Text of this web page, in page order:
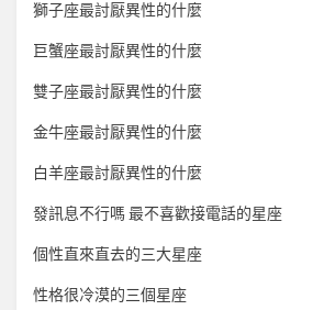
獅子座最討厭異性的什麼
巨蟹座最討厭異性的什麼
雙子座最討厭異性的什麼
金牛座最討厭異性的什麼
白羊座最討厭異性的什麼
發訊息不行嗎 最不喜歡接電話的星座
個性直來直去的三大星座
性格很冷漠的三個星座